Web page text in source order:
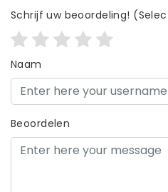
Schrijf uw beoordeling!
Naam
Beoordelen